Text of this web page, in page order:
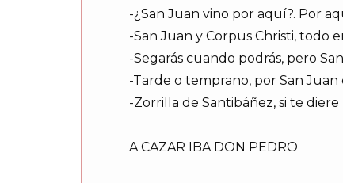
-¿San Juan vino por aquí?. Por
-San Juan y Corpus Christi, todo
-Segarás cuando podrás, pero
-Tarde o temprano, por San Juan
-Zorrilla de Santibáñez, si te diere
A CAZAR IBA DON PEDRO